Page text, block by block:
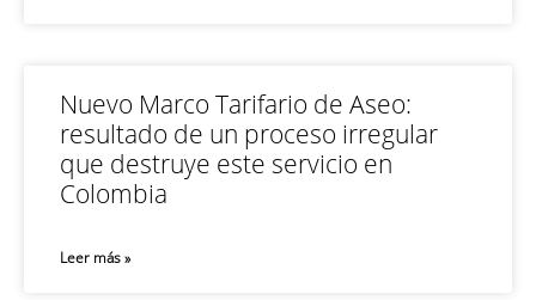
Nuevo Marco Tarifario de Aseo:
resultado de un proceso irregular
que destruye este servicio en
Colombia
Leer más »